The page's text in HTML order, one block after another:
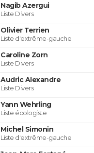
Nagib Azergui
Liste Divers
Olivier Terrien
Liste d'extrême-gauche
Caroline Zorn
Liste Divers
Audric Alexandre
Liste Divers
Yann Wehrling
Liste écologiste
Michel Simonin
Liste d'extrême-gauche